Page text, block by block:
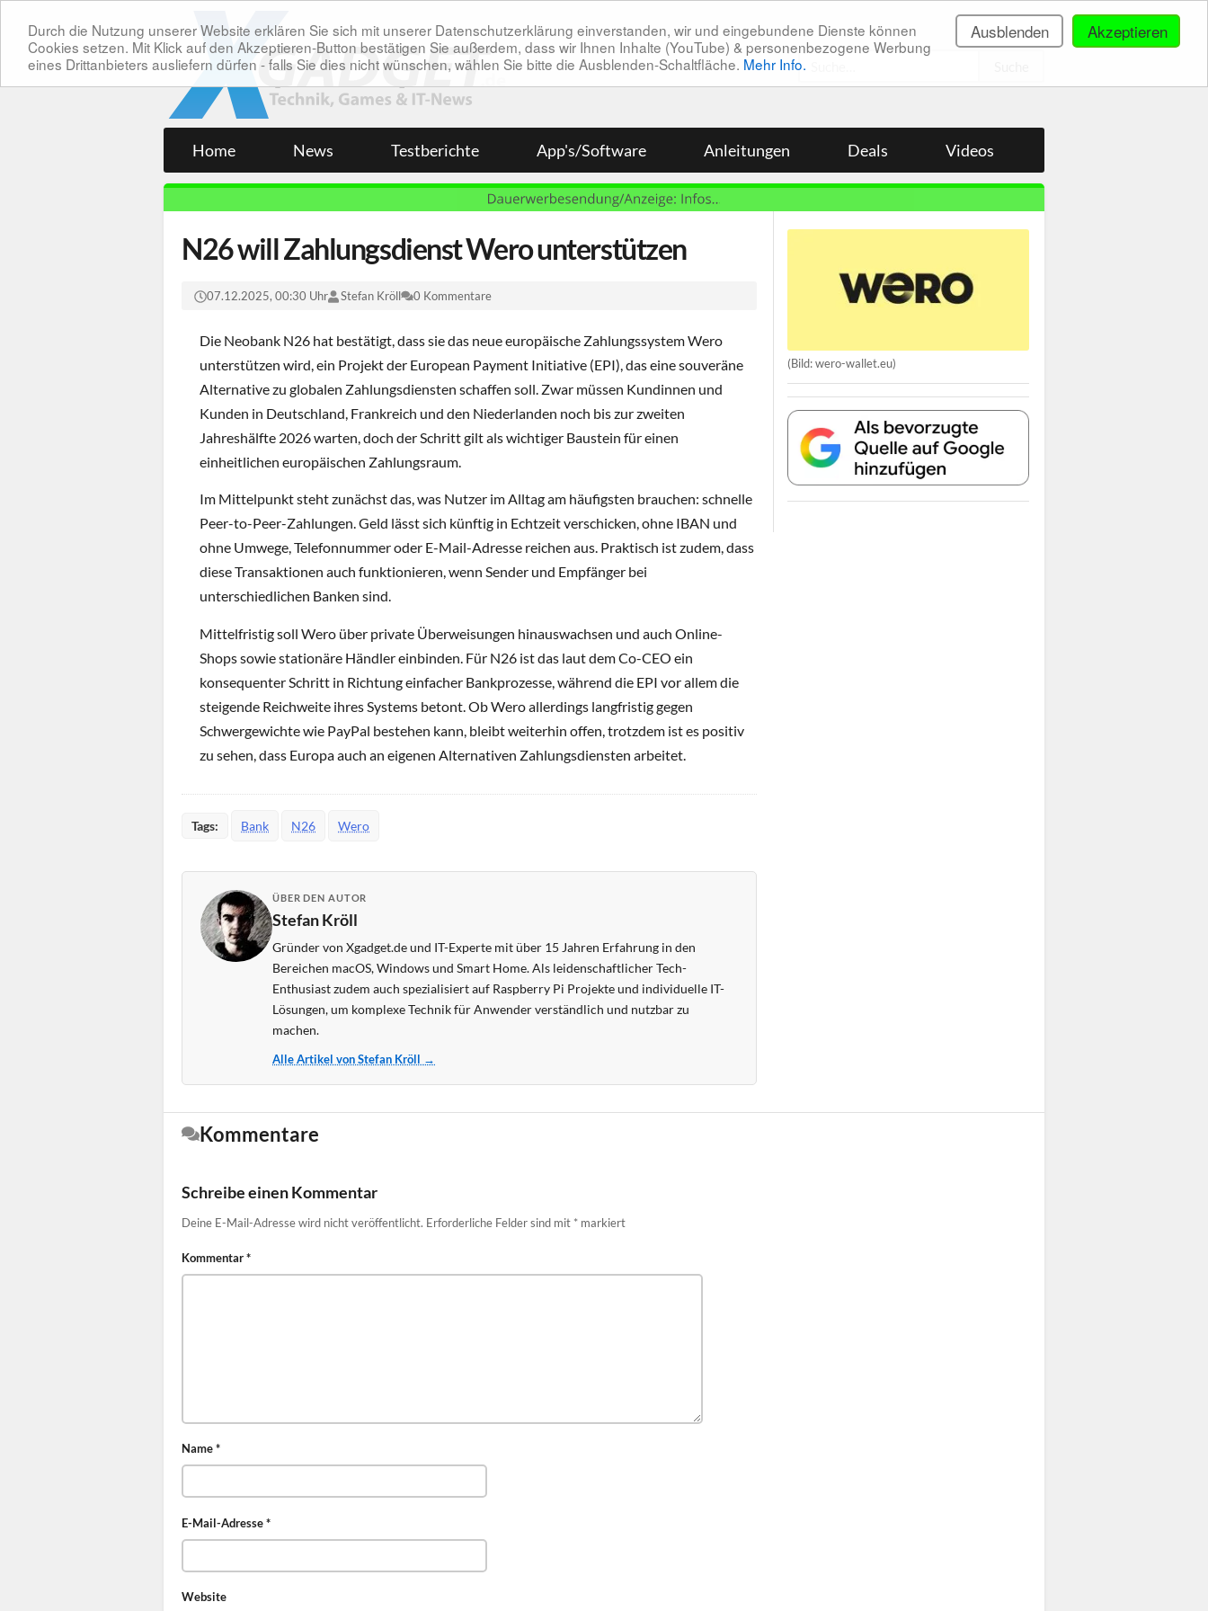
Akzeptieren
Ausblenden
Durch die Nutzung unserer Website erklären Sie sich mit unserer Datenschutzerklärung einverstanden, wir und eingebundene Dienste können
Cookies setzen. Mit Klick auf den Akzeptieren-Button bestätigen Sie außerdem, dass wir Ihnen Inhalte (YouTube) & personenbezogene Werbung
eines Drittanbieters ausliefern dürfen - falls Sie dies nicht wünschen, wählen Sie bitte die Ausblenden-Schaltfläche. Mehr Info.
Home News Testberichte App's/Software Anleitungen Deals Videos
N26 will Zahlungsdienst Wero unterstützen
07.12.2025, 00:30 Uhr Stefan Kröll 0 Kommentare
Die Neobank N26 hat bestätigt, dass sie das neue europäische Zahlungssystem Wero
unterstützen wird, ein Projekt der European Payment Initiative (EPI), das eine souveräne
Alternative zu globalen Zahlungsdiensten schaffen soll. Zwar müssen Kundinnen und
Kunden in Deutschland, Frankreich und den Niederlanden noch bis zur zweiten
Jahreshälfte 2026 warten, doch der Schritt gilt als wichtiger Baustein für einen
einheitlichen europäischen Zahlungsraum.
Im Mittelpunkt steht zunächst das, was Nutzer im Alltag am häufigsten brauchen: schnelle
Peer-to-Peer-Zahlungen. Geld lässt sich künftig in Echtzeit verschicken, ohne IBAN und
ohne Umwege, Telefonnummer oder E-Mail-Adresse reichen aus. Praktisch ist zudem, dass
diese Transaktionen auch funktionieren, wenn Sender und Empfänger bei
unterschiedlichen Banken sind.
Mittelfristig soll Wero über private Überweisungen hinauswachsen und auch Online-
Shops sowie stationäre Händler einbinden. Für N26 ist das laut dem Co-CEO ein
konsequenter Schritt in Richtung einfacher Bankprozesse, während die EPI vor allem die
steigende Reichweite ihres Systems betont. Ob Wero allerdings langfristig gegen
Schwergewichte wie PayPal bestehen kann, bleibt weiterhin offen, trotzdem ist es positiv
zu sehen, dass Europa auch an eigenen Alternativen Zahlungsdiensten arbeitet.
Tags: Bank N26 Wero
ÜBER DEN AUTOR
Stefan Kröll
Gründer von Xgadget.de und IT-Experte mit über 15 Jahren Erfahrung in den
Bereichen macOS, Windows und Smart Home. Als leidenschaftlicher Tech-
Enthusiast zudem auch spezialisiert auf Raspberry Pi Projekte und individuelle IT-
Lösungen, um komplexe Technik für Anwender verständlich und nutzbar zu
machen.
Alle Artikel von Stefan Kröll →
(Bild: wero-wallet.eu)
Kommentare
Schreibe einen Kommentar
Deine E-Mail-Adresse wird nicht veröffentlicht. Erforderliche Felder sind mit * markiert
Kommentar*
Name*
E-Mail-Adresse*
Website